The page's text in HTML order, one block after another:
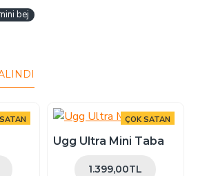
olabilir)
(memory foam) , günlük kullanım
şayet buçukluysa sipariş
kısmına 'kalıp istiyorum'
ekstra bir bedel alınmaz.
bej
ÇOK SATAN
Ugg Ultra Mini Taba
1.399,00TL